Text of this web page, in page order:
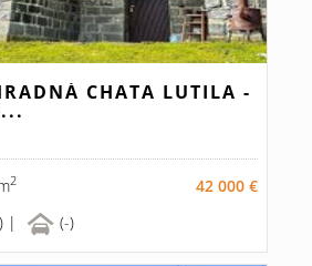
CHATA LUTILA -
2
42 000 €
| (-)